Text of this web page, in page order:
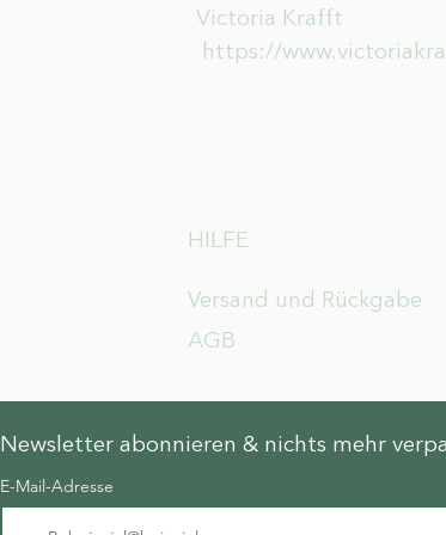
Victoria Krafft
https://
HILFE
Versand und Rückgabe
AGB
Newsletter abonnieren & nichts mehr
E-Mail-Adresse